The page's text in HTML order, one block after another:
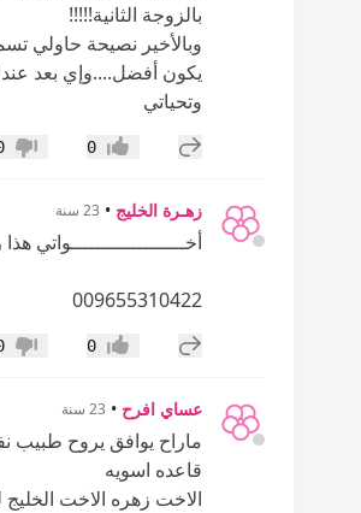
بالزوجة الثانية!!!!!
وبالأخير نصيحة حاولي
يكون أفضل....وإي بعد
وتحياتي
إضافة رد جديد
إعجاب0 عدم
زهـرة الخليج • 23 سنة
أخـــــــــــــــــــواتي
009655310422
إضافة رد جديد
إعجاب0 عدم
عساي افرح • 23 سنة
ماراح يوافق يروح طبيب
قاعده اسويه
الاخت زهره الاخت الخليج